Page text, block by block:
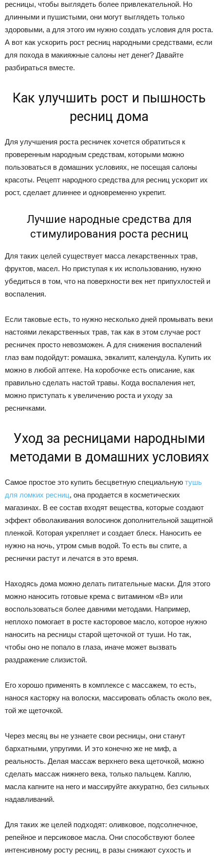
ресницы, чтобы выглядеть более привлекательной. Но
длинными и пушистыми, они могут выглядеть только
здоровыми, а для этого им нужно создать условия для роста.
А вот как ускорить рост ресниц народными средствами, если
для похода в макияжные салоны нет денег? Давайте
разбираться вместе.
Как улучшить рост и пышность
ресниц дома
Для улучшения роста ресничек хочется обратиться к
проверенным народным средствам, которыми можно
пользоваться в домашних условиях, не посещая салоны
красоты. Рецепт народного средства для ресниц ускорит их
рост, сделает длиннее и одновременно укрепит.
Лучшие народные средства для
стимулирования роста ресниц
Для таких целей существует масса лекарственных трав,
фруктов, масел. Но приступая к их использованию, нужно
убедиться в том, что на поверхности век нет припухлостей и
воспаления.
Если таковые есть, то нужно несколько дней промывать веки
настоями лекарственных трав, так как в этом случае рост
ресничек просто невозможен. А для снижения воспалений
глаз вам подойдут: ромашка, эвкалипт, календула. Купить их
можно в любой аптеке. На коробочке есть описание, как
правильно сделать настой травы. Когда воспаления нет,
можно приступать к увеличению роста и уходу за
ресничками.
Уход за ресницами народными
методами в домашних условиях
Самое простое это купить бесцветную специальную тушь
для ломких ресниц, она продается в косметических
магазинах. В ее состав входят вещества, которые создают
эффект обволакивания волосинок дополнительной защитной
пленкой. Которая укрепляет и создает блеск. Наносить ее
нужно на ночь, утром смыв водой. То есть вы спите, а
реснички растут и лечатся в это время.
Находясь дома можно делать питательные маски. Для этого
можно наносить готовые крема с витамином «В» или
воспользоваться более давними методами. Например,
неплохо помогает в росте касторовое масло, которое нужно
наносить на ресницы старой щеточкой от туши. Но так,
чтобы оно не попало в глаза, иначе может вызвать
раздражение слизистой.
Его хорошо применять в комплексе с массажем, то есть,
нанося касторку на волоски, массировать область около век,
той же щеточкой.
Через месяц вы не узнаете свои ресницы, они станут
бархатными, упругими. И это конечно же не миф, а
реальность. Делая массаж верхнего века щеточкой, можно
сделать массаж нижнего века, только пальцем. Каплю,
масла капните на него и массируйте аккуратно, без сильных
надавливаний.
Для таких же целей подходят: оливковое, подсолнечное,
репейное и персиковое масла. Они способствуют более
интенсивному росту ресниц, в разы снижают сухость и